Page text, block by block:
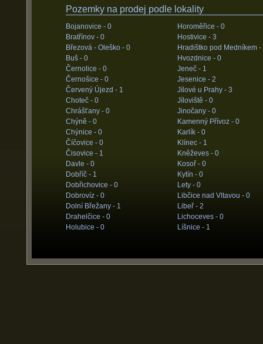
Pozemky na prodej podle lokality
Bojanovice - 0
Bratřínov - 0
Březová - Oleško - 0
Buš - 0
Černolice - 0
Černošice - 0
Červený Újezd - 1
Choteč - 0
Chrášťany - 0
Chýně - 0
Chýnice - 0
Číčovice - 0
Čisovice - 1
Davle - 0
Dobříč - 1
Dobřichovice - 0
Dobrovíz - 0
Dolní Břežany - 1
Drahelčice - 0
Holubice - 0
Horoměřice - 0
Hostivice - 3
Hradištko pod Medníkem -
Hvozdnice - 0
Jeneč - 1
Jesenice - 2
Jílové u Prahy - 3
Jíloviště - 0
Jinočany - 0
Kamenný Přívoz - 0
Karlík - 0
Klínec - 1
Kněževes - 0
Kosoř - 0
Kytín - 0
Lety - 0
Libčice nad Vltavou - 0
Libeř - 2
Lichoceves - 0
Líšnice - 1